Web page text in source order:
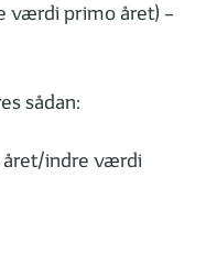
værdi primo året) –
sådan:
indre værdi